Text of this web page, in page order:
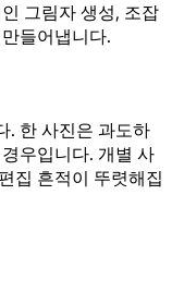
그림자 생성, 조잡
들어냅니다.
. 한 사진은 과도하
우입니다. 개별 사
집 흔적이 뚜렷해집